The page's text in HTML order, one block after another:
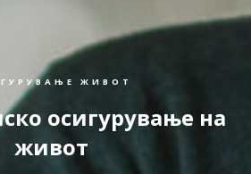
ЖИВОТ
осигурување на
живот